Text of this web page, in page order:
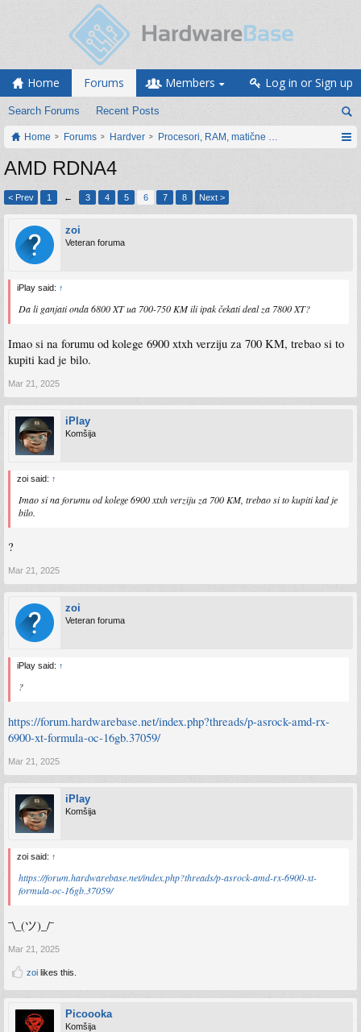
Home Forums
Search Forums Recent Posts
Members Log in or Sign up
Home Forums Hardver Procesori, RAM, matične ploče i grafičke
AMD RDNA4
< Prev 1 ← 3 4 5 6 7 8 Next >
zoi
Veteran foruma
iPlay said: ↑
Da li ganjati onda 6800 XT ua 700-750 KM ili ipak čekati deal za 7800 XT?
Imao si na forumu od kolege 6900 xtxh verziju za 700 KM, trebao si to
kupiti kad je bilo.
Mar 21, 2025
iPlay
Komšija
zoi said: ↑
Imao si na forumu od kolege 6900 xtxh verziju za 700 KM, trebao si to kupiti kad je
bilo.
?
Mar 21, 2025
zoi
Veteran foruma
iPlay said: ↑
?
https://forum.hardwarebase.net/index.php?threads/p-asrock-amd-rx-
6900-xt-formula-oc-16gb.37059/
Mar 21, 2025
iPlay
Komšija
zoi said: ↑
https://forum.hardwarebase.net/index.php?threads/p-asrock-amd-rx-6900-xt-
formula-oc-16gb.37059/
¯\_(ツ)_/¯
Mar 21, 2025
zoi likes this.
Picoooka
Komšija